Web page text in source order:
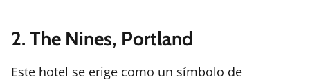
2. The Nines, Portland
Este hotel se erige como un símbolo de